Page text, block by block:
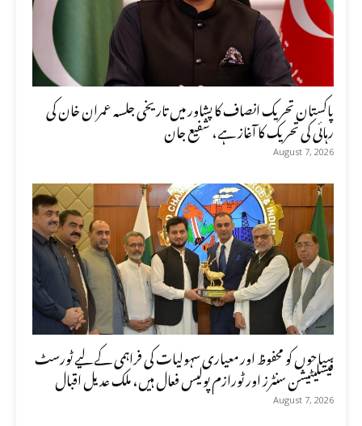
پاکستان تحریک انصاف کا پشاور میں تاریخی جلسہ عمران خان کی
رہائی کی تحریک کا آغاز ہے، شفیع جان
August 7, 2026
سیاحوں کو محفوظ اور معیاری سہولیات کی فراہمی کے لیے ٹورسٹ
فیسلیٹیشن سنٹرز اور ٹورازم پولیس فعال ہیں، ملک عدیل اقبال
August 7, 2026